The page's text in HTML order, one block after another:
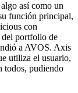
así como un
función principal,
con
del portfolio de
a AVOS. Axis
utiliza el usuario,
todos, pudiendo